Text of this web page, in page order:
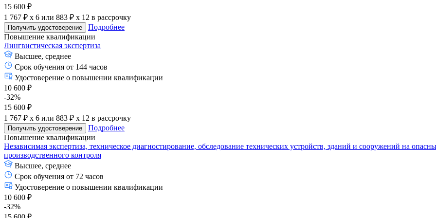
15 600 ₽
1 767 ₽ x 6 или 883 ₽ x 12 в рассрочку
Получить удостоверение
Подробнее
Повышение квалификации
Лингвистическая экспертиза
Высшее, среднее
Срок обучения от 144 часов
Удостоверение о повышении квалификации
10 600 ₽
-32%
15 600 ₽
1 767 ₽ x 6 или 883 ₽ x 12 в рассрочку
Получить удостоверение
Подробнее
Повышение квалификации
Независимая экспертиза, техническое диагностирование, обследование технических устройств, зданий и сооружений на
производственного контроля
Высшее, среднее
Срок обучения от 72 часов
Удостоверение о повышении квалификации
10 600 ₽
-32%